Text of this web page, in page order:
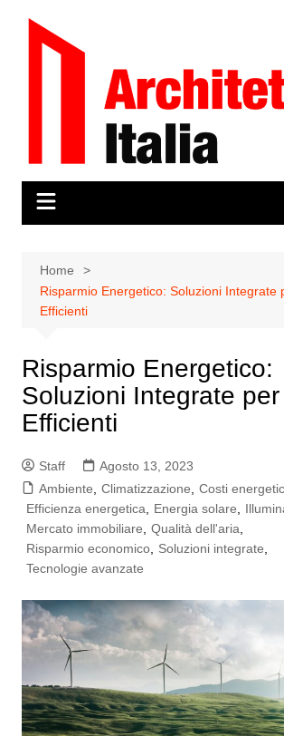
contenuto
Home
Risparmio Energetico: Soluzioni Integrate
Efficienti
Risparmio Energetico:
Soluzioni Integrate
Efficienti
Staff
Agosto 13, 2023
Ambiente
Climatizzazione Costi
Efficienza energetica
Energia solare
Mercato immobiliare
Qualità dell'aria
Risparmio economico, Soluzioni integrate
Tecnologie avanzate